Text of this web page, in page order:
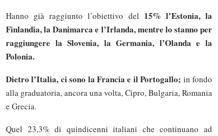
Hanno già raggiunto l’obiettivo del 15% l’Estonia, la
Finlandia, la Danimarca e l’Irlanda, mentre lo stanno per
raggiungere la Slovenia, la Germania, l’Olanda e la
Polonia.
Dietro l’Italia, ci sono la Francia e il Portogallo; in fondo
alla graduatoria, ancora una volta, Cipro, Bulgaria, Romania
e Grecia.
Quel 23,3% di quindicenni italiani che continuano ad